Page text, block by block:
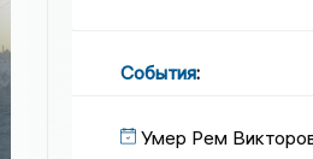
События:
Умер Рем